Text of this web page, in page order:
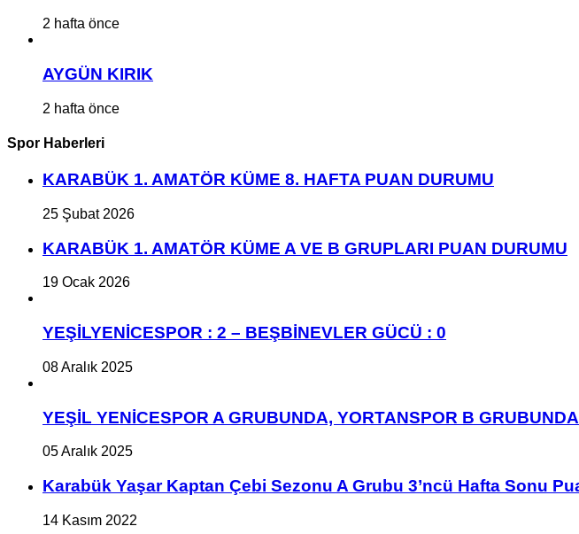
2 hafta önce
AYGÜN KIRIK
2 hafta önce
Spor Haberleri
KARABÜK 1. AMATÖR KÜME 8. HAFTA PUAN DURUMU
25 Şubat 2026
KARABÜK 1. AMATÖR KÜME A VE B GRUPLARI PUAN DURUMU
19 Ocak 2026
YEŞİLYENİCESPOR : 2 – BEŞBİNEVLER GÜCÜ : 0
08 Aralık 2025
YEŞİL YENİCESPOR A GRUBUNDA, YORTANSPOR B
05 Aralık 2025
Karabük Yaşar Kaptan Çebi Sezonu A Grubu 3’ncü Hafta Sonu
14 Kasım 2022